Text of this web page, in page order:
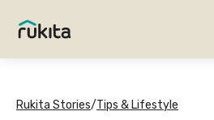
Rukita Stories/Tips & Lifestyle